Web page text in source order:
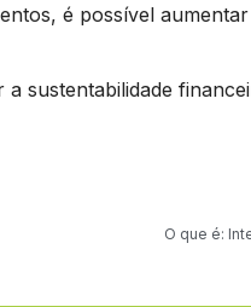
é possível
sustentabilidade
O que é: